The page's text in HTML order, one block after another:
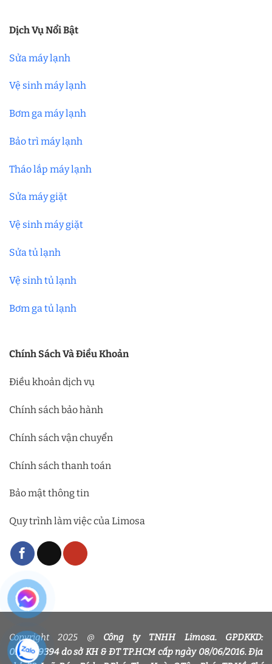
Dịch Vụ Nổi Bật
Sửa máy lạnh
Vệ sinh máy lạnh
Bơm ga máy lạnh
Bảo trì máy lạnh
Tháo lắp máy lạnh
Sửa máy giặt
Vệ sinh máy giặt
Sửa tủ lạnh
Vệ sinh tủ lạnh
Bơm ga tủ lạnh
Chính Sách Và Điều Khoản
Điều khoản dịch vụ
Chính sách bảo hành
Chính sách vận chuyển
Chính sách thanh toán
Bảo mật thông tin
Quy trình làm việc của Limosa
Copyright 2025 @ Công ty TNHH Limosa. GPDKKD:
0318339394 do sở KH & ĐT TP.HCM cấp ngày 08/06/2016. Địa